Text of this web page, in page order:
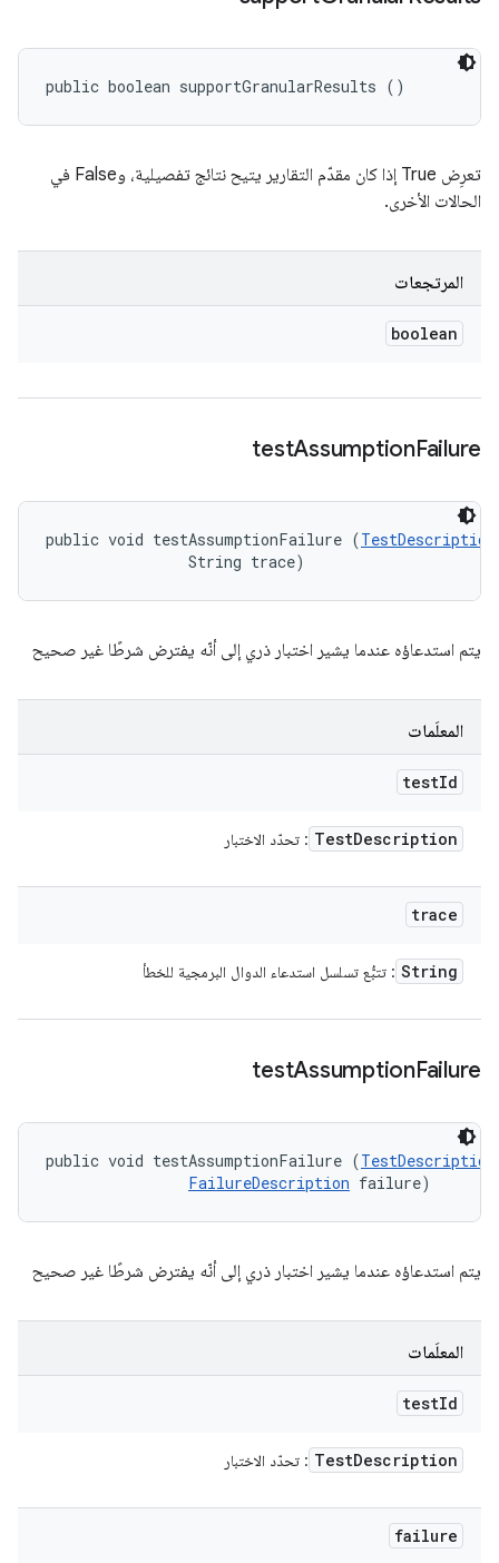
public boolean supportGranularResults ()
تعرِض True إذا كان مقدّم التقارير يتيح نتائج تفصيلية، وFalse في
الحالات الأخرى.
المرتجعات
boolean
testAssumptionFailure
public void testAssumptionFailure (TestDescription
                String trace)
يتم استدعاؤه عندما يشير اختبار ذري إلى أنّه يفترض شرطًا غير صحيح
المعلَمات
testId
TestDescription : تحدّد الاختبار
trace
String : تتبُّع تسلسل استدعاء الدوال البرمجية للخطأ
testAssumptionFailure
public void testAssumptionFailure (TestDescription
FailureDescription failure)
يتم استدعاؤه عندما يشير اختبار ذري إلى أنّه يفترض شرطًا غير صحيح
المعلَمات
testId
TestDescription : تحدّد الاختبار
failure